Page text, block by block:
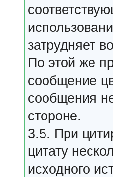
затрудняет
По этой же
сообщение
сообщения
стороне.
3.5. При
цитату
исходного